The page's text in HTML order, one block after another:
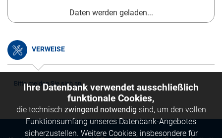
Daten werden geladen...
VERWEISE
Bitte melden Sie sich an.
Ihre Datenbank verwendet ausschließlich
funktionale Cookies,
die technisch zwingend notwendig sind, um den vollen
Funktionsumfang unseres Datenbank-Angebotes
sicherzustellen. Weitere Cookies, insbesondere für